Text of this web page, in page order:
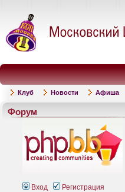
Клуб Новости Афиша
Форум
Вход Регистрация